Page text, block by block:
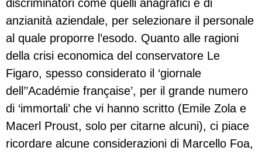
discriminatori come quelli anagrafici e di
anzianità aziendale, per selezionare il personale
al quale proporre l’esodo. Quanto alle ragioni
della crisi economica del conservatore Le
Figaro, spesso considerato il ‘giornale
dell’’Académie française’, per il grande numero
di ‘immortali’ che vi hanno scritto (Emile Zola e
Macerl Proust, solo per citarne alcuni), ci piace
ricordare alcune considerazioni di Marcello Foa,